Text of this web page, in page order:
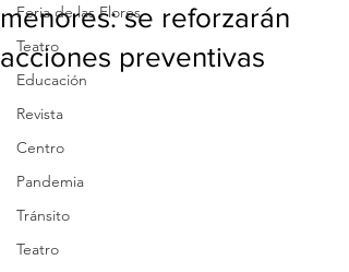
Feria de las Flores
Teatro
Educación
Revista
Centro
Pandemia
Tránsito
Teatro
menores: se reforzarán
acciones preventivas